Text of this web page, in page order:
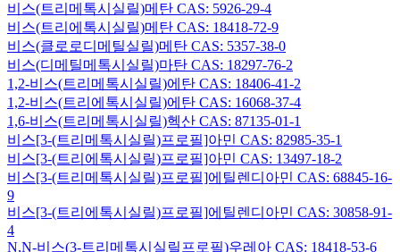
비스(트리메톡시실릴)메탄 CAS: 5926-29-4
비스(트리에톡시실릴)메탄 CAS: 18418-72-9
비스(클로로디메틸실릴)메탄 CAS: 5357-38-0
비스(디메틸메톡시실릴)마탄 CAS: 18297-76-2
1,2-비스(트리메톡시실릴)에탄 CAS: 18406-41-2
1,2-비스(트리에톡시실릴)에탄 CAS: 16068-37-4
1,6-비스(트리메톡시실릴)헥산 CAS: 87135-01-1
비스[3-(트리메톡시실릴)프로필]아민 CAS: 82985-35-1
비스[3-(트리에톡시실릴)프로필]아민 CAS: 13497-18-2
비스[3-(트리메톡시실릴)프로필]에틸렌디아민 CAS: 68845-16-
9
비스[3-(트리에톡시실릴)프로필]에틸렌디아민 CAS: 30858-91-
4
N,N-비스(3-트리메톡시실릴프로필)우레아 CAS: 18418-53-6